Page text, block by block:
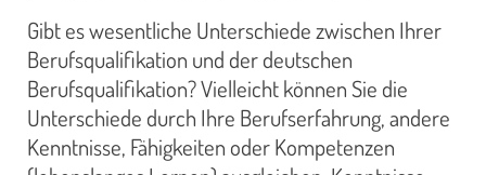
Gibt es wesentliche Unterschiede zwischen Ihrer
Berufsqualifikation und der deutschen
Berufsqualifikation? Vielleicht können Sie die
Unterschiede durch Ihre Berufserfahrung, andere
Kenntnisse, Fähigkeiten oder Kompetenzen